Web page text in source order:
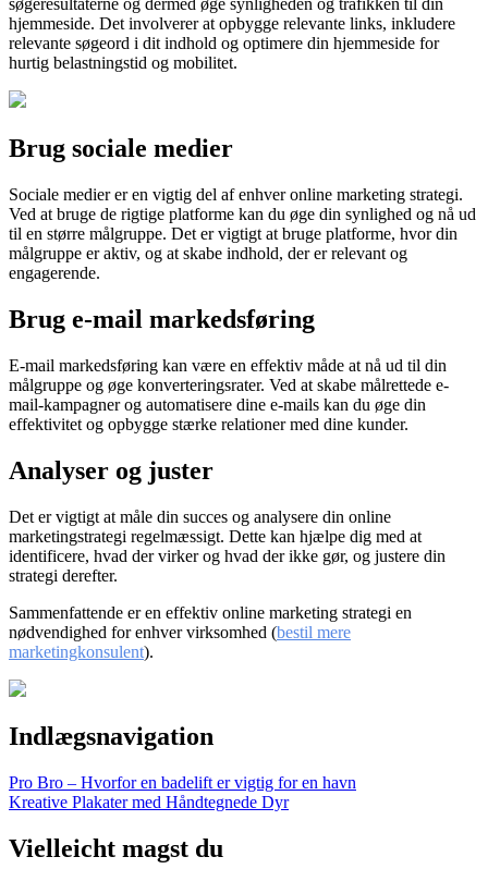
søgeresultaterne og dermed øge synligheden og trafikken til din
hjemmeside. Det involverer at opbygge relevante links, inkludere
relevante søgeord i dit indhold og optimere din hjemmeside for
hurtig belastningstid og mobilitet.
Brug sociale medier
Sociale medier er en vigtig del af enhver online marketing strategi.
Ved at bruge de rigtige platforme kan du øge din synlighed og nå ud
til en større målgruppe. Det er vigtigt at bruge platforme, hvor din
målgruppe er aktiv, og at skabe indhold, der er relevant og
engagerende.
Brug e-mail markedsføring
E-mail markedsføring kan være en effektiv måde at nå ud til din
målgruppe og øge konverteringsrater. Ved at skabe målrettede e-
mail-kampagner og automatisere dine e-mails kan du øge din
effektivitet og opbygge stærke relationer med dine kunder.
Analyser og juster
Det er vigtigt at måle din succes og analysere din online
marketingstrategi regelmæssigt. Dette kan hjælpe dig med at
identificere, hvad der virker og hvad der ikke gør, og justere din
strategi derefter.
Sammenfattende er en effektiv online marketing strategi en
nødvendighed for enhver virksomhed (bestil mere
marketingkonsulent).
Indlægsnavigation
Pro Bro – Hvorfor en badelift er vigtig for en havn
Kreative Plakater med Håndtegnede Dyr
Vielleicht magst du